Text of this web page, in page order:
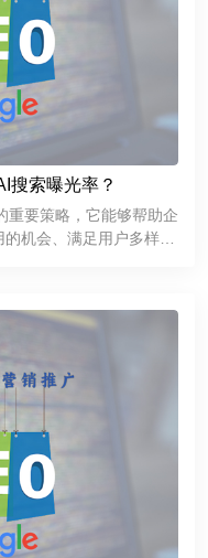
搜索曝光率？
重要策略，它能够帮助企
机会、满足用户多样化